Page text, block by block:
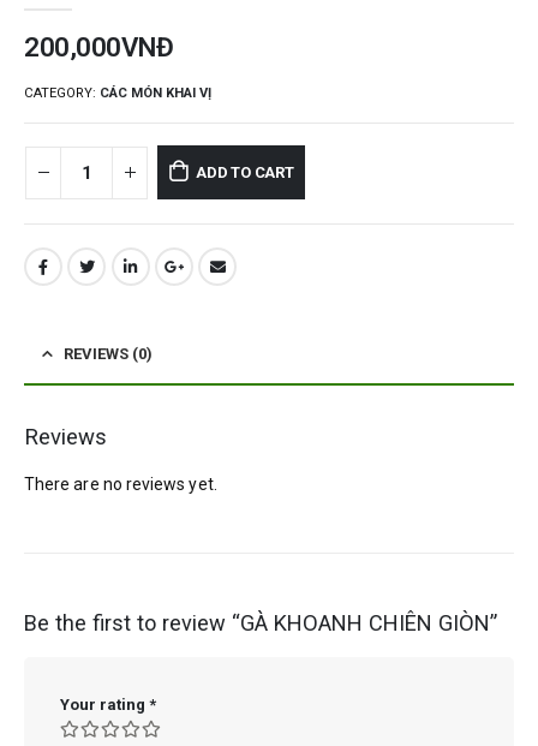
200,000VNĐ
CATEGORY: CÁC MÓN KHAI VỊ
ADD TO CART
REVIEWS (0)
Reviews
There are no reviews yet.
Be the first to review “GÀ KHOANH CHIÊN GIÒN”
Your rating *